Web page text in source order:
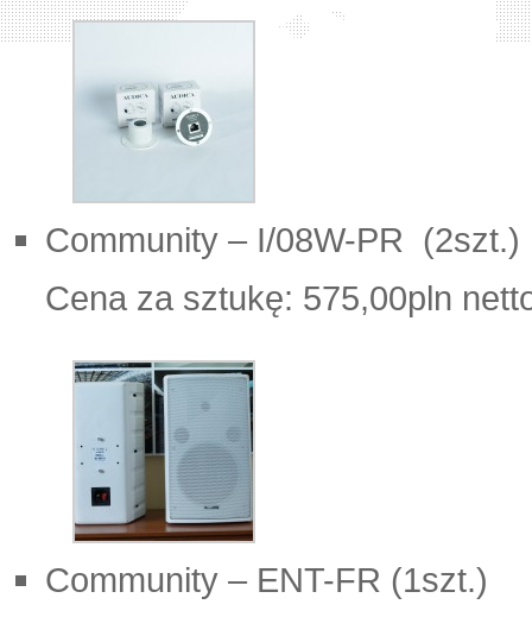
Community – I/08W-PR (2szt.)
Cena za sztukę: 575,00pln
Community – ENT-FR (1szt.)